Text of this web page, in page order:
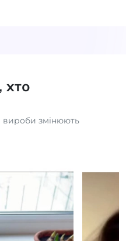
хто
вироби змінюють